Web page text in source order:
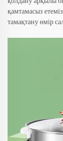
қамтамасыз
тамақтану өмір